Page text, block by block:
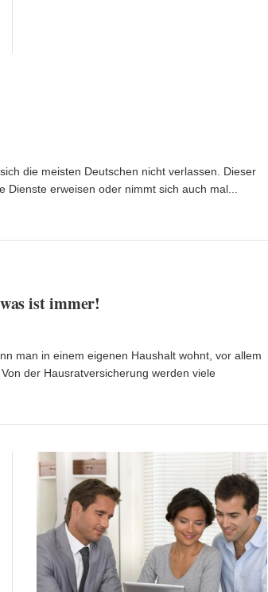
die meisten Deutschen nicht verlassen. Dieser
Dienste erweisen oder nimmt sich auch mal...
ist immer!
man in einem eigenen Haushalt wohnt, vor allem
der Hausratversicherung werden viele